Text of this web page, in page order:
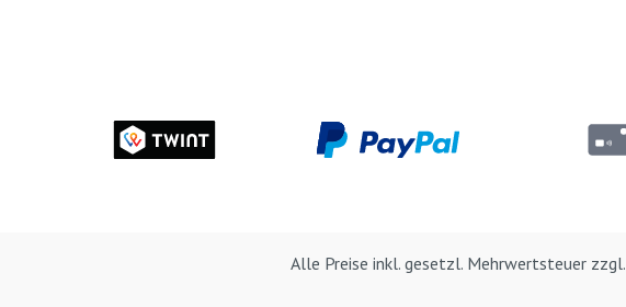
Alle Preise inkl. gesetzl. Mehrwertsteuer zzgl.